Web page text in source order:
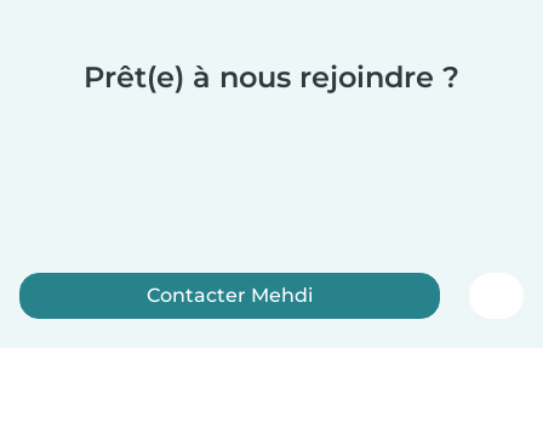
Prêt(e) à nous rejoindre ?
Contacter Mehdi